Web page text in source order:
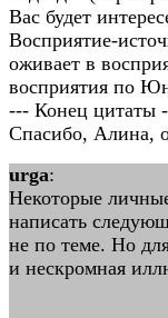
Вас будет
Восприятие-
оживает в
восприятия по
--- Конец цитаты
Спасибо, Алина,
urga:
Некоторые
написать
не по теме. Но
и нескромная